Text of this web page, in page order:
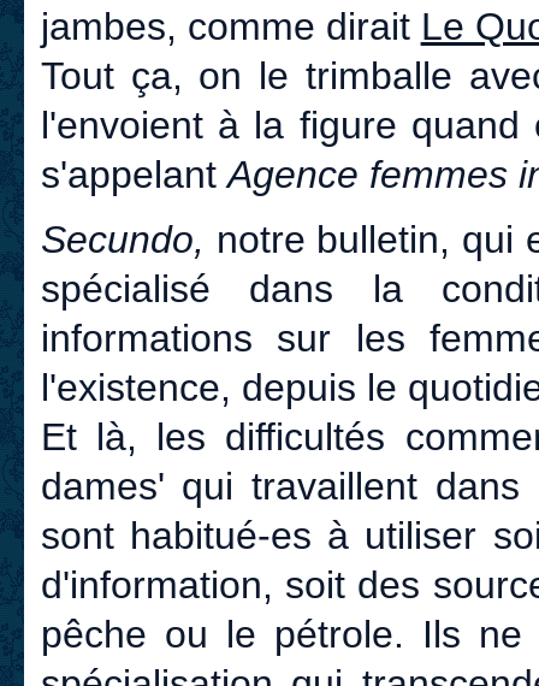
jambes, comme dirait Le
Tout ça, on le trimballe
l'envoient à la figure
s'appelantAgence femmes
Secundo, notre bulletin, qui
spécialisé dans la
informations sur les
l'existence, depuis le
Et là, les difficultés
dames' qui travaillent
sont habitué-es à utiliser
d'information, soit des
pêche ou le pétrole. Ils